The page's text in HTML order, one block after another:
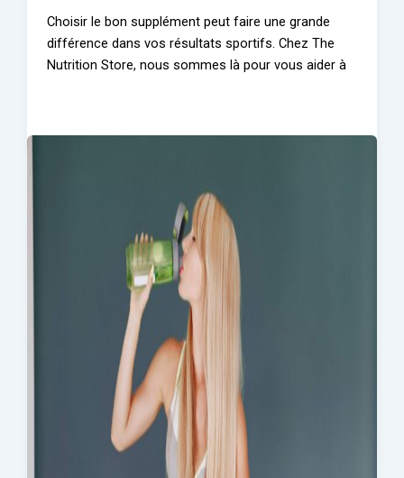
Choisir le bon supplément peut faire une grande
différence dans vos résultats sportifs. Chez The
Nutrition Store, nous sommes là pour vous aider à